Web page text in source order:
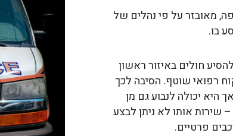
מאובזר על פי נהלים של
בו.
חולים באיזור ראשון
רפואי שוטף. הסיבה לכך
היא יכולה לנבוע גם מן
שירות אותו לא ניתן לבצע
פרטיים.